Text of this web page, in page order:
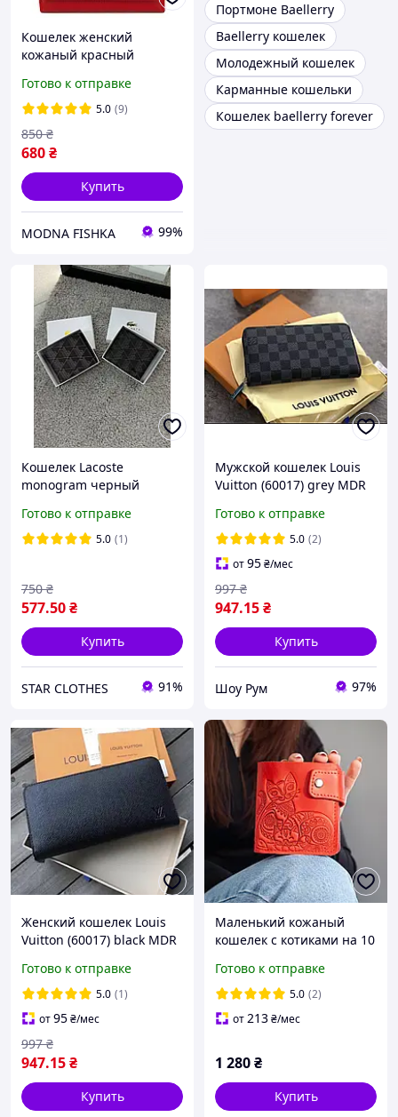
Кошелек женский
кожаный красный
блокировкой
Готово к отправке
5.0 (9)
680₴
850 ₴
Купить
MODNA FISHKA 99%
Портмоне Baellerry
Baellerry кошелек
Молодежный кошелек
Карманные кошельки
Кошелек baellerry forever
Кошелек Lacoste
monogram черный
портмоне Лакост
монограм визитница
Готово к отправке
5.0 (1)
577.50₴
750 ₴
Купить
STAR CLOTHES 91%
Мужской кошелек Louis
Vuitton (60017) grey MDR
Готово к отправке
5.0 (2)
от95₴/мес
947.15₴
997 ₴
Купить
Шоу Рум 97%
Женский кошелек Louis
Vuitton (60017) black MDR
Готово к отправке
5.0 (1)
от95₴/мес
947.15₴
997 ₴
Купить
Маленький кожаный
кошелек с котиками на 10
монетницу и
прозрачный) с
тиснением красный
Готово к отправке
5.0 (2)
от213₴/мес
1 280₴
Купить